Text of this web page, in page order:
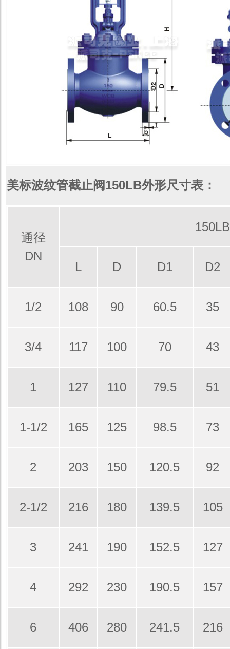
美标波纹管截止阀150LB外形尺寸表：
通径
DN
150LB
L D D1 D2
1/2 108 90 60.5 35
3/4 117 100 70 43
1 127 110 79.5 51
1-1/2 165 125 98.5 73
2 203 150 120.5 92
2-1/2 216 180 139.5 105
3 241 190 152.5 127
4 292 230 190.5 157
6 406 280 241.5 216